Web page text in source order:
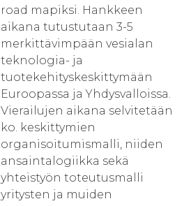
road mapiksi. Hankkeen
aikana tutustutaan 3-5
merkittävimpään vesialan
teknologia- ja
tuotekehityskeskittymään
Euroopassa ja Yhdysvalloissa.
Vierailujen aikana selvitetään
ko. keskittymien
organisoitumismalli, niiden
ansaintalogiikka sekä
yhteistyön toteutusmalli
yritysten ja muiden